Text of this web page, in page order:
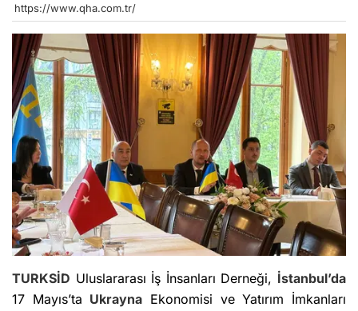
https://www.qha.com.tr/
TURKSİD Uluslararası İş İnsanları Derneği, İstanbul’da
17 Mayıs’ta Ukrayna Ekonomisi ve Yatırım İmkanları